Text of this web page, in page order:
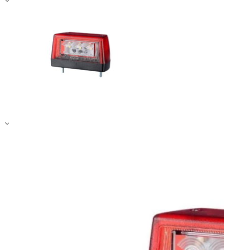
Akceptuj wszystko